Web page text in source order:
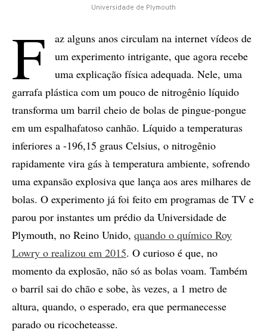
Universidade de Plymouth
F
az alguns anos circulam na internet vídeos de
um experimento intrigante, que agora recebe
uma explicação física adequada. Nele, uma
garrafa plástica com um pouco de nitrogênio líquido
transforma um barril cheio de bolas de pingue-pongue
em um espalhafatoso canhão. Líquido a temperaturas
inferiores a -196,15 graus Celsius, o nitrogênio
rapidamente vira gás à temperatura ambiente, sofrendo
uma expansão explosiva que lança aos ares milhares de
bolas. O experimento já foi feito em programas de TV e
parou por instantes um prédio da Universidade de
Plymouth, no Reino Unido, quando o químico Roy
Lowry o realizou em 2015. O curioso é que, no
momento da explosão, não só as bolas voam. Também
o barril sai do chão e sobe, às vezes, a 1 metro de
altura, quando, o esperado, era que permanecesse
parado ou ricocheteasse.